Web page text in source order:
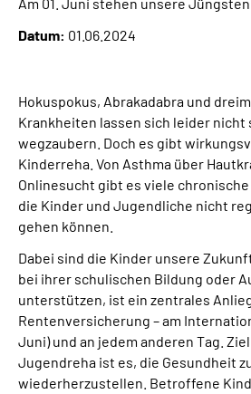
Über uns
Inhalte in Gebärdensprache
Leichte Sprache
Suche
Mein
Datum: 01.06.2024
Hokuspokus, Abrakadabra und
Krankheiten lassen sich leider nicht
wegzaubern. Doch es gibt
Kinderreha. Von Asthma über
Onlinesucht gibt es viele
die Kinder und Jugendliche nicht
gehen können.
Dabei sind die Kinder unsere
bei ihrer schulischen Bildung oder
unterstützen, ist ein zentrales
Rentenversicherung – am
Juni) und an jedem anderen Tag.
Jugendreha ist es, die Gesundheit
wiederherzustellen. Betroffene